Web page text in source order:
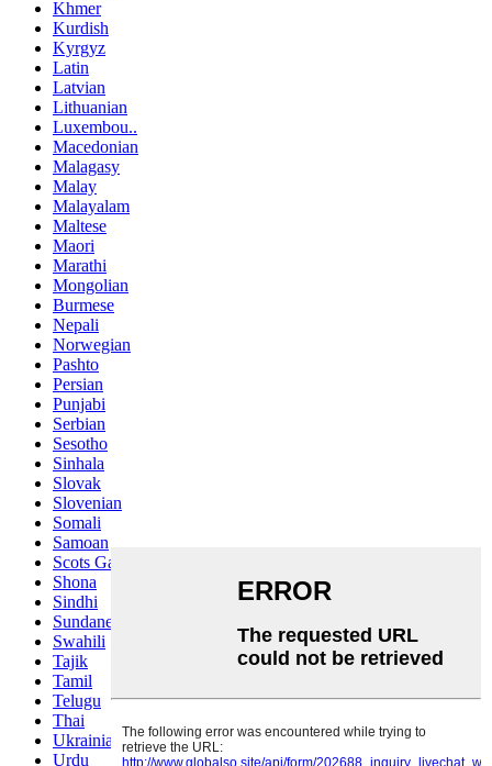
Khmer
Kurdish
Kyrgyz
Latin
Latvian
Lithuanian
Luxembou..
Macedonian
Malagasy
Malay
Malayalam
Maltese
Maori
Marathi
Mongolian
Burmese
Nepali
Norwegian
Pashto
Persian
Punjabi
Serbian
Sesotho
Sinhala
Slovak
Slovenian
Somali
Samoan
Scots Gaelic
Shona
Sindhi
Sundanese
Swahili
Tajik
Tamil
Telugu
Thai
Ukrainian
Urdu